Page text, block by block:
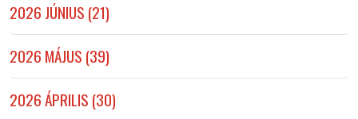
2026 JÚNIUS (21)
2026 MÁJUS (39)
2026 ÁPRILIS (30)